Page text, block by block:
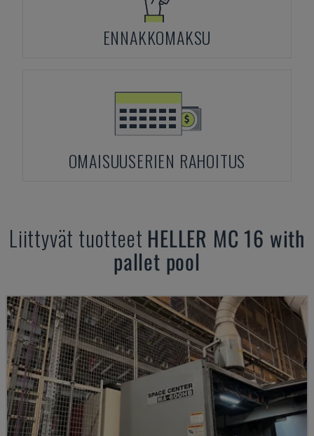
ENNAKKOMAKSU
OMAISUUSERIEN RAHOITUS
Liittyvät tuotteet HELLER MC 16 with
pallet pool